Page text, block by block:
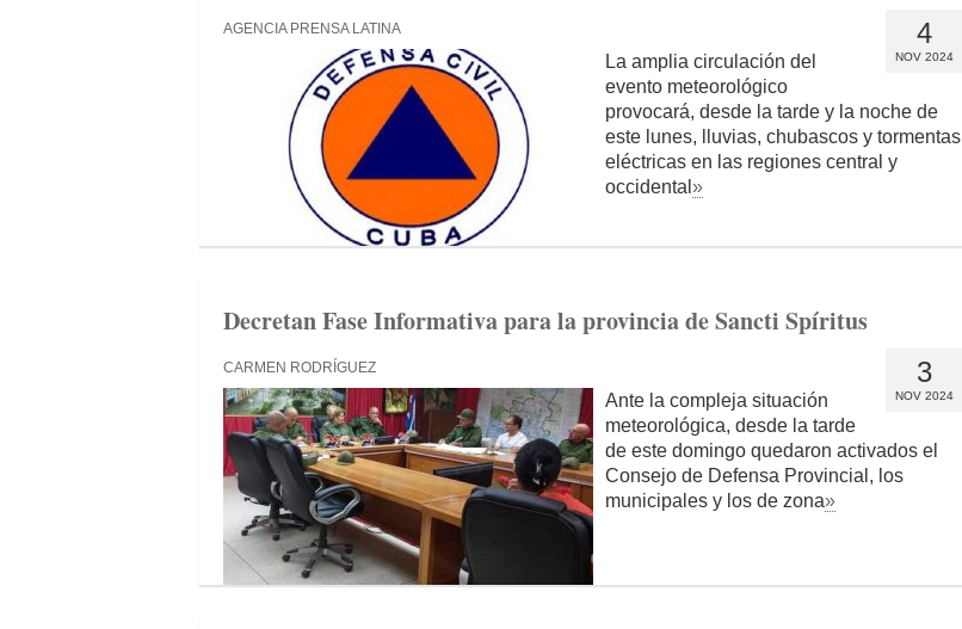
4
NOV 2024
AGENCIA PRENSA LATINA
La amplia circulación del
evento meteorológico
provocará, desde la tarde y la noche de
este lunes, lluvias, chubascos y tormentas
eléctricas en las regiones central y
occidental »
Decretan Fase Informativa para la provincia de Sancti Spíritus
3
NOV 2024
CARMEN RODRÍGUEZ
Ante la compleja situación
meteorológica, desde la tarde
de este domingo quedaron activados el
Consejo de Defensa Provincial, los
municipales y los de zona»